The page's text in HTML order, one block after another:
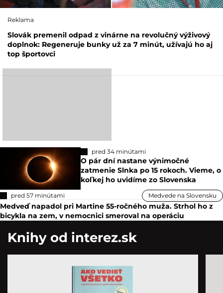
Reklama
Slovák premenil odpad z vinárne na revolučný výživový
doplnok: Regeneruje bunky už za 7 minút, užívajú ho aj
top športovci
pred 34 minútami
O pár dní nastane výnimočné
zatmenie Slnka po 15 rokoch. Vieme, o
koľkej ho uvidíme zo Slovenska
pred 57 minútami Medvede na Slovensku
Medveď napadol pri Martine 55-ročného muža. Strhol ho z
bicykla na zem, v nemocnici smeroval na operáciu
Knihy od interez.sk